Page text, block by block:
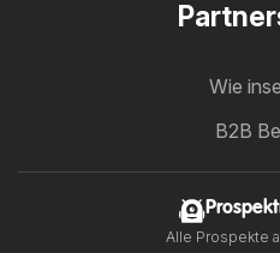
Wie
B2B
Alle Prospekte